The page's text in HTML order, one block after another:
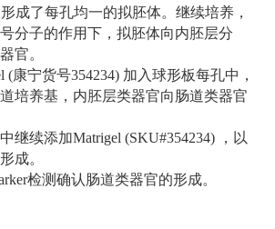
成了每孔均一的拟胚体。继续培养，
分子的作用下，拟胚体向内胚层分
官。
(康宁货号354234) 加入球形板每孔中，
培养基，内胚层类器官向肠道类器官
继续添加Matrigel (SKU#354234) ，以
成。
检测确认肠道类器官的形成。